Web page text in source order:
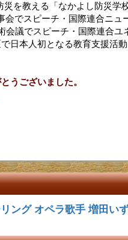
災を教える「なかよし防災学
会でスピーチ・国際連合ニュ
会議でスピーチ・国際連合ユ
日本人初となる教育支援活
うございました。
ング オペラ歌手 増田い